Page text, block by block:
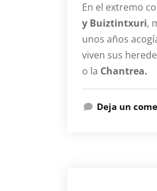
En el extremo
y Buiztintxuri,
unos años
viven sus
o la Chantrea.
Deja un